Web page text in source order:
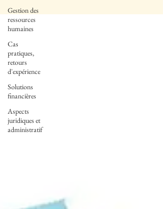
Gestion des
ressources
humaines
Cas
pratiques,
retours
d'expérience
Solutions
financières
Aspects
juridiques et
administratif